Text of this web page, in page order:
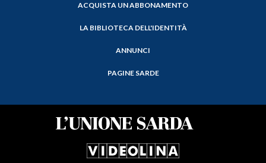
ACQUISTA UN ABBONAMENTO
LA BIBLIOTECA DELL'IDENTITÀ
ANNUNCI
PAGINE SARDE